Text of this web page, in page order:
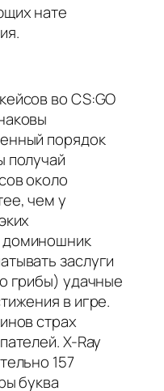
нате
во CS:GO
порядок
получай
около
чем у
заслуги
грибы) удачные
в игре.
страх
X-Ray
157
буква